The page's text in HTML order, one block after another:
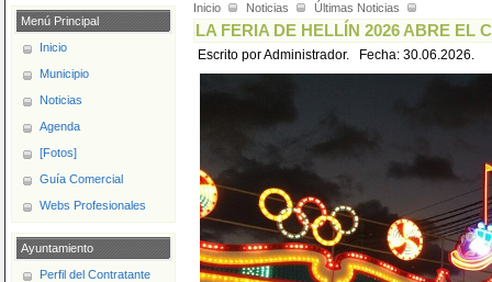
Menú Principal
Inicio
Municipio
Noticias
Agenda
[Fotos]
Guía Comercial
Webs Profesionales
Ayuntamiento
Perfil del Contratante
Inicio Noticias Últimas Noticias
LA FERIA DE HELLÍN 2026 ABRE EL
Escrito por Administrador. Fecha: 30.06.2026.